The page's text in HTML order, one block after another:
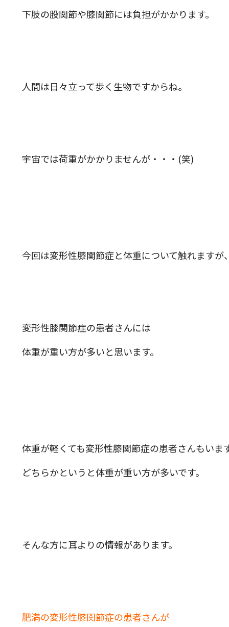
下肢の股関節や膝関節には負担がかかります。
人間は日々立って歩く生物ですからね。
宇宙では荷重がかかりませんが・・・(笑)
今回は変形性膝関節症と体重について触れますが、
変形性膝関節症の患者さんには
体重が重い方が多いと思います。
体重が軽くても変形性膝関節症の患者さんもいま
どちらかというと体重が重い方が多いです。
そんな方に耳よりの情報があります。
肥満の変形性膝関節症の患者さんが